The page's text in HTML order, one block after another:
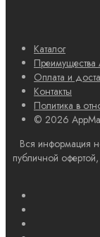
Каталог
Преимущества
Оплата и
Контакты
Политика в
© 2026
Вся информация
публичной